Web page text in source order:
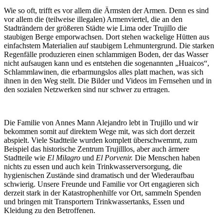
Wie so oft, trifft es vor allem die Ärmsten der Armen. Denn es sind
vor allem die (teilweise illegalen) Armenviertel, die an den
Stadträndern der größeren Städte wie Lima oder Trujillo die
staubigen Berge emporwachsen. Dort stehen wackelige Hütten aus
einfachstem Materialien auf staubigem Lehmuntergrund. Die starken
Regenfälle produzieren einen schlammigen Boden, der das Wasser
nicht aufsaugen kann und es entstehen die sogenannten „Huaicos“,
Schlammlawinen, die erbarmungslos alles platt machen, was sich
ihnen in den Weg stellt. Die Bilder und Videos im Fernsehen und in
den sozialen Netzwerken sind nur schwer zu ertragen.
Die Familie von Annes Mann Alejandro lebt in Trujillo und wir
bekommen somit auf direktem Wege mit, was sich dort derzeit
abspielt. Viele Stadtteile wurden komplett überschwemmt, zum
Beispiel das historische Zentrum Trujilllos, aber auch ärmere
Stadtteile wie El Milagro und El Porvenir. Die Menschen haben
nichts zu essen und auch kein Trinkwasserversorgung, die
hygienischen Zustände sind dramatisch und der Wiederaufbau
schwierig. Unsere Freunde und Familie vor Ort engagieren sich
derzeit stark in der Katastrophenhilfe vor Ort, sammeln Spenden
und bringen mit Transportern Trinkwassertanks, Essen und
Kleidung zu den Betroffenen.